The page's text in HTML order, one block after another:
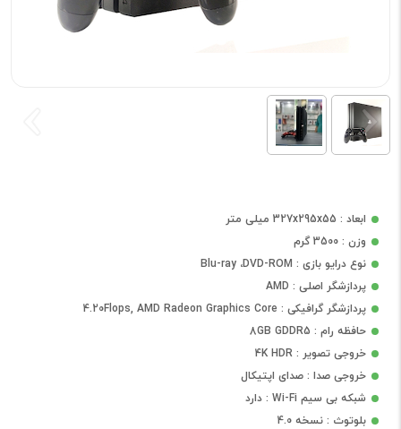
ابعاد : 327x295x55 میلی متر
وزن : 3500 گرم
نوع درایو بازی : Blu-ray ،DVD-ROM
پردازشگر اصلی : AMD
پردازشگر گرافیکی : 4.20Flops, AMD Radeon Graphics Core
حافظه رام : 8GB GDDR5
خروجی تصویر : 4K HDR
خروجی صدا : صدای اپتیکال
شبکه بی سیم Wi-Fi : دارد
بلوتوث : نسخه 4.0